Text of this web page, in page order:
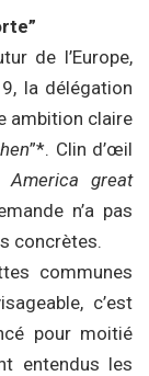
de l’Europe,
la délégation
ambition claire
”*. Clin d’œil
America great
n’a pas
concrètes.
communes
c’est
pour moitié
entendus les